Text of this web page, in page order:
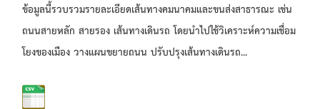
ข้อมูลนี้รวบรวมรายละเอียดเส้นทางคมนาคมและขนส่งสาธารณะ เช่น
ถนนสายหลัก สายรอง เส้นทางเดินรถ โดยนำไปใช้วิเคราะห์ความเชื่อม
โยงของเมือง วางแผนขยายถนน ปรับปรุงเส้นทางเดินรถ...